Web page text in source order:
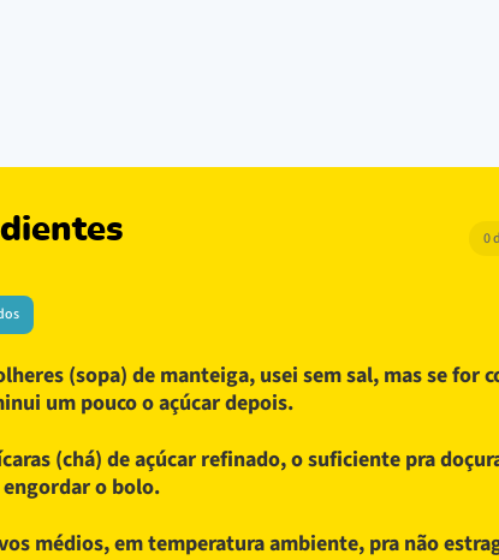
0
(sopa) de manteiga, usei sem sal, mas se for
um pouco o açúcar depois.
(chá) de açúcar refinado, o suficiente pra
engordar o bolo.
médios, em temperatura ambiente, pra não